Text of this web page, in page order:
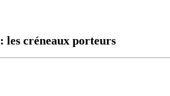
les créneaux porteurs